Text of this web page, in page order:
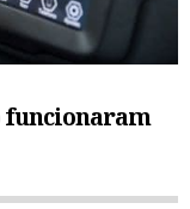
funcionaram